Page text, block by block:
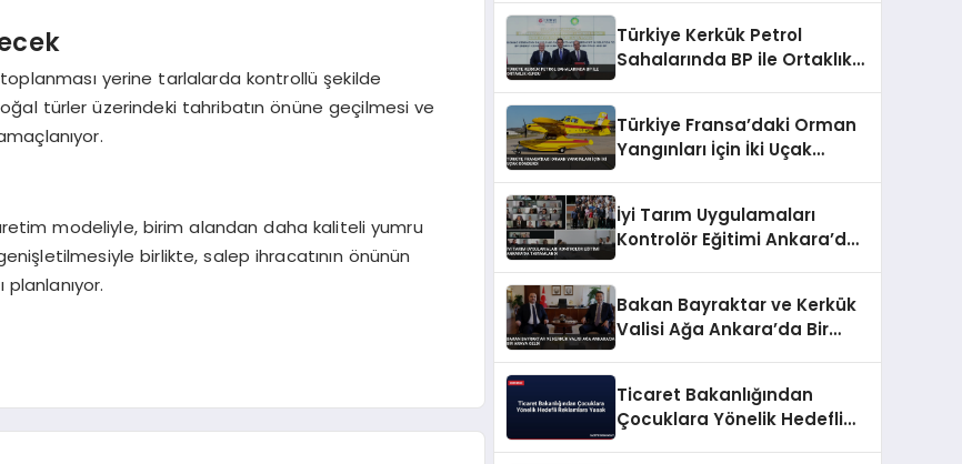
yerine tarlalarda kontrollü şekilde
türler üzerindeki tahribatın önüne geçilmesi ve
modeliyle, birim alandan daha kaliteli yumru
birlikte, salep ihracatının önünün
Türkiye Kerkük Petrol
Sahalarında BP ile Ortaklık
Türkiye Fransa’daki Orman
Yangınları İçin İki Uçak
İyi Tarım Uygulamaları
Kontrolör Eğitimi Ankara’da
Bakan Bayraktar ve Kerkük
Valisi Ağa Ankara’da Bir
Ticaret Bakanlığından
Çocuklara Yönelik Hedefli